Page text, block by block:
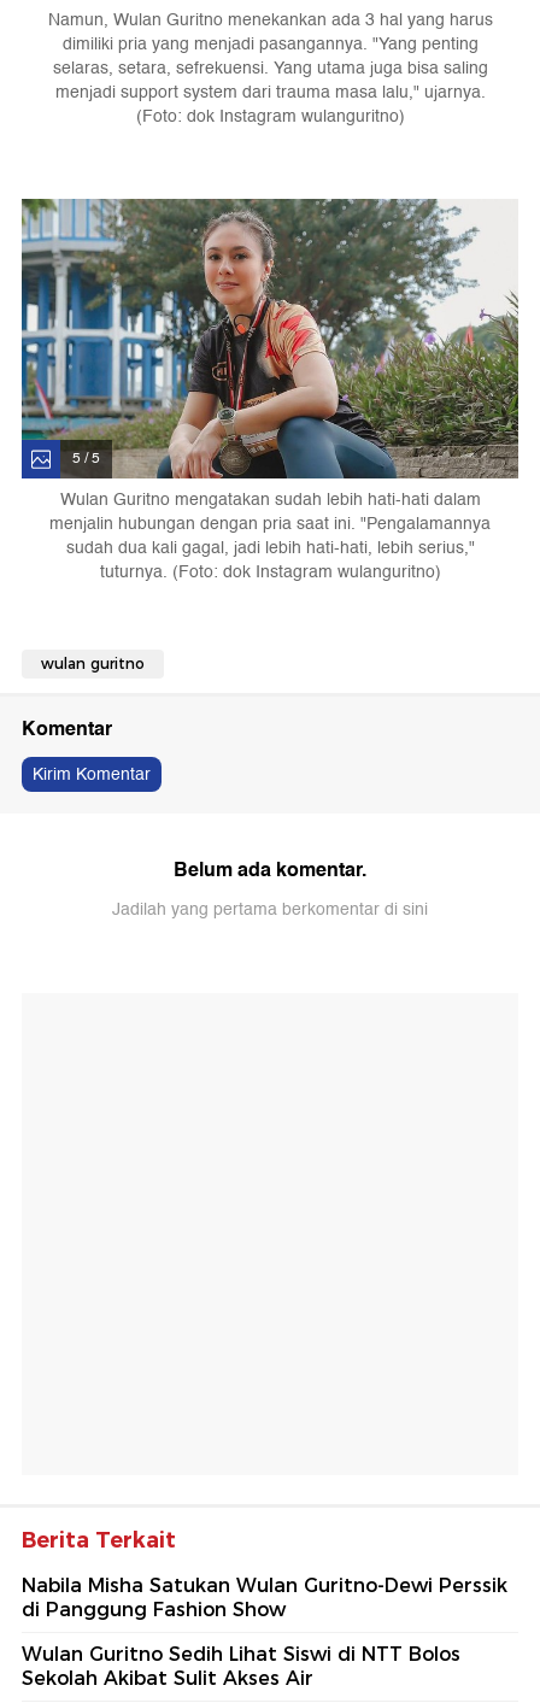
Namun, Wulan Guritno menekankan ada 3 hal yang harus
dimiliki pria yang menjadi pasangannya. "Yang penting
selaras, setara, sefrekuensi. Yang utama juga bisa saling
menjadi support system dari trauma masa lalu," ujarnya.
(Foto: dok Instagram wulanguritno)
5 / 5
Wulan Guritno mengatakan sudah lebih hati-hati dalam
menjalin hubungan dengan pria saat ini. "Pengalamannya
sudah dua kali gagal, jadi lebih hati-hati, lebih serius,"
tuturnya. (Foto: dok Instagram wulanguritno)
wulan guritno
Komentar
Kirim Komentar
Belum ada komentar.
Jadilah yang pertama berkomentar di sini
Berita Terkait
Nabila Misha Satukan Wulan Guritno-Dewi Perssik
di Panggung Fashion Show
Wulan Guritno Sedih Lihat Siswi di NTT Bolos
Sekolah Akibat Sulit Akses Air